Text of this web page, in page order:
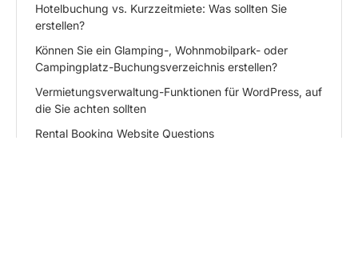
Hotelbuchung vs. Kurzzeitmiete: Was sollten Sie
erstellen?
Können Sie ein Glamping-, Wohnmobilpark- oder
Campingplatz-Buchungsverzeichnis erstellen?
Vermietungsverwaltung-Funktionen für WordPress, auf
die Sie achten sollten
Rental Booking Website Questions